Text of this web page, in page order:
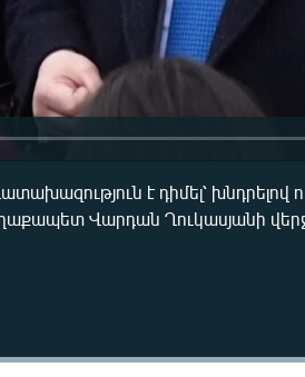
է դիմել՝ խնդրելով
Վարդան Ղուկասյանի